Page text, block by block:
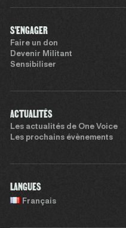
S'ENGAGER
Faire un don
Devenir Militant
Sensibiliser
ACTUALITÉS
Les actualités de One Voice
Les prochains évènements
LANGUES
Français